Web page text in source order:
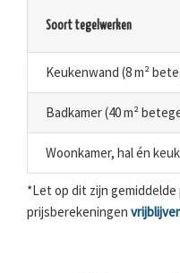
Soort tegelwerken
Keukenwand (8 m²
Badkamer (40 m²
Woonkamer, hal én
*Let op dit zijn gemiddelde
prijsberekeningen